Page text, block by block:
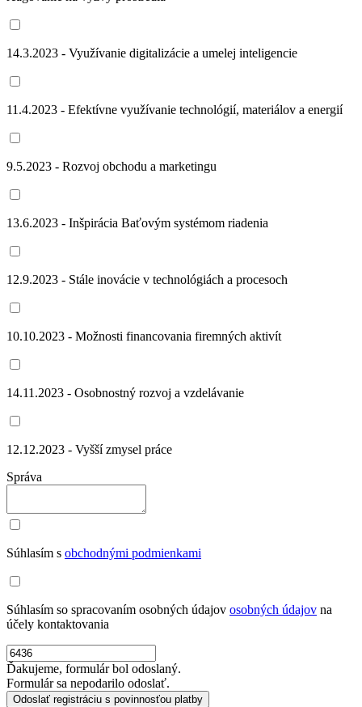
14.3.2023 - Využívanie digitalizácie a umelej inteligencie
11.4.2023 - Efektívne využívanie technológií, materiálov a energií
9.5.2023 - Rozvoj obchodu a marketingu
13.6.2023 - Inšpirácia Baťovým systémom riadenia
12.9.2023 - Stále inovácie v technológiách a procesoch
10.10.2023 - Možnosti financovania firemných aktivít
14.11.2023 - Osobnostný rozvoj a vzdelávanie
12.12.2023 - Vyšší zmysel práce
Správa
Súhlasím s obchodnými podmienkami
Súhlasím so spracovaním osobných údajov osobných údajov na
účely kontaktovania
Ďakujeme, formulár bol odoslaný.
Formulár sa nepodarilo odoslať.